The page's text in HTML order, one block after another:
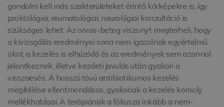
gondolni kell más szakterületeket érintő kórképekre is, így
proktológiai, reumatológiai, neurológiai konzultáció is
szükséges lehet. Az orvos-beteg viszonyt megterheli, hogy
a kivizsgálás eredményei sorra nem igazolnak egyértelmű
okot, a kezelés is elhúzódó és az eredmények sem azonnal
jelentkeznek, illetve kezdeti javulás után gyakori a
visszaesés. A hosszú távú antibiotikumos kezelés
megítélése ellentmondásos, gyakoriak a kezelés komoly
mellékhatásai. A terápiának a fókusza inkább a nem-